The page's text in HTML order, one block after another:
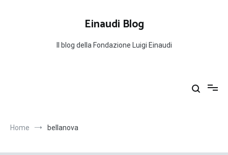
Einaudi Blog
Il blog della Fondazione Luigi Einaudi
Home bellanova